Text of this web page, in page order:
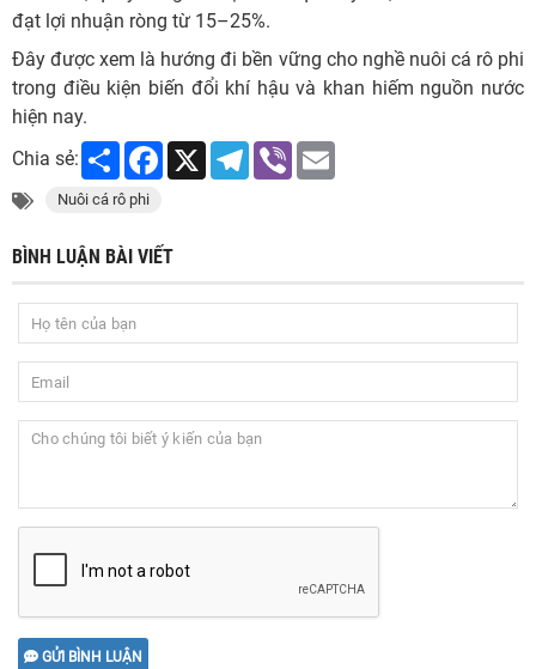
đạt lợi nhuận ròng từ 15–25%.
Đây được xem là hướng đi bền vững cho nghề nuôi cá rô phi
trong điều kiện biến đổi khí hậu và khan hiếm nguồn nước
hiện nay.
Chia sẻ:
Share Facebook
X Telegram
Viber
Nuôi cá rô phi
BÌNH LUẬN BÀI VIẾT
GỬI BÌNH LUẬN